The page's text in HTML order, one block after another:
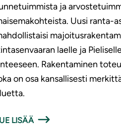
ja
Uusi ranta-
laelle ja
Rakentaminen
on osa kansallisesti
LISÄÄ